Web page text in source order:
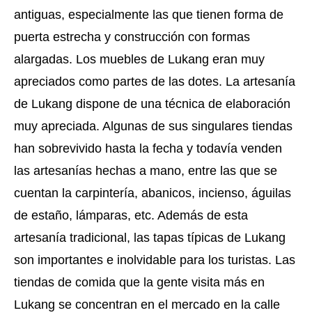
antiguas, especialmente las que tienen forma de
puerta estrecha y construcción con formas
alargadas. Los muebles de Lukang eran muy
apreciados como partes de las dotes. La artesanía
de Lukang dispone de una técnica de elaboración
muy apreciada. Algunas de sus singulares tiendas
han sobrevivido hasta la fecha y todavía venden
las artesanías hechas a mano, entre las que se
cuentan la carpintería, abanicos, incienso, águilas
de estaño, lámparas, etc. Además de esta
artesanía tradicional, las tapas típicas de Lukang
son importantes e inolvidable para los turistas. Las
tiendas de comida que la gente visita más en
Lukang se concentran en el mercado en la calle